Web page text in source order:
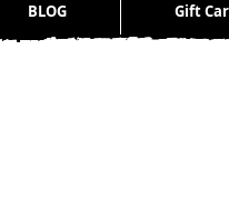
BLOG Gift